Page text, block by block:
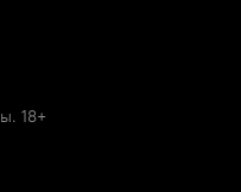
18+